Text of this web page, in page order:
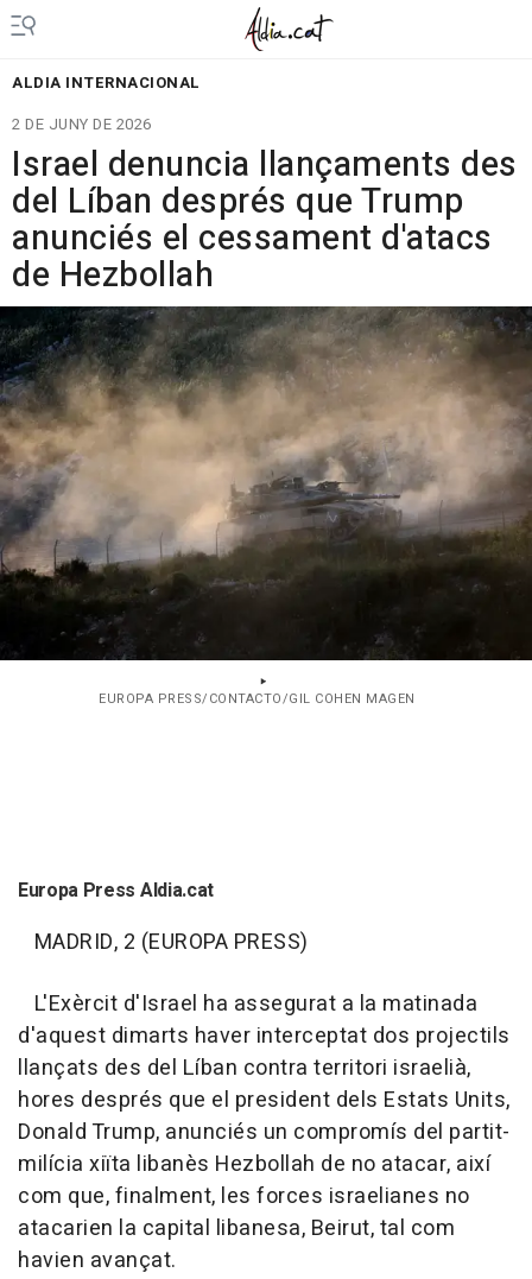
ALDIA INTERNACIONAL
2 DE JUNY DE 2026
Israel denuncia llançaments des
del Líban després que Trump
anunciés el cessament d'atacs
de Hezbollah
EUROPA PRESS/CONTACTO/GIL COHEN MAGEN
Europa Press Aldia.cat
MADRID, 2 (EUROPA PRESS)
L'Exèrcit d'Israel ha assegurat a la matinada
d'aquest dimarts haver interceptat dos projectils
llançats des del Líban contra territori israelià,
hores després que el president dels Estats Units,
Donald Trump, anunciés un compromís del partit-
milícia xiïta libanès Hezbollah de no atacar, així
com que, finalment, les forces israelianes no
atacarien la capital libanesa, Beirut, tal com
havien avançat.